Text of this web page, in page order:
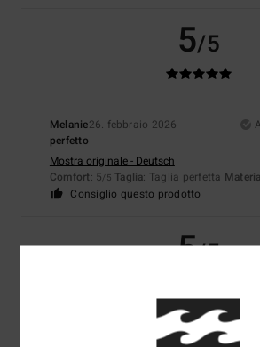
5/5
Melanie26. febbraio 2026
perfetto
Mostra originale - Deutsch
Comfort: 5/5 Taglia: Taglia perfetta
Consiglio questo prodotto
5/5